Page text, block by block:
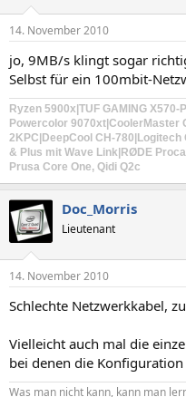
14. November 2010
jo, 9MB/s klingt sogar
Selbst für ein 100mbit-
Ryzen 5900x |TUF GAMING X570-
Powercolor 9070xt |CoolerMaster
2KPC|DeepCool CH-780| Logitech
& Plus mit Wave Link| RØDE
Prusa Core One, Qidi Q2c
Doc_Morris
Lieutenant
14. November 2010
Schlechte Netzwerkkabel,
Vielleicht auch mal die
bei denen die Konfiguration
Was man nicht kann, kann man